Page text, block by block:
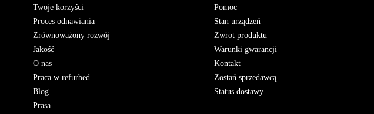
Twoje korzyści
Proces odnawiania
Zrównoważony rozwój
Jakość
O nas
Praca w refurbed
Blog
Prasa
Pomoc
Stan urządzeń
Zwrot produktu
Warunki gwarancji
Kontakt
Zostań sprzedawcą
Status dostawy